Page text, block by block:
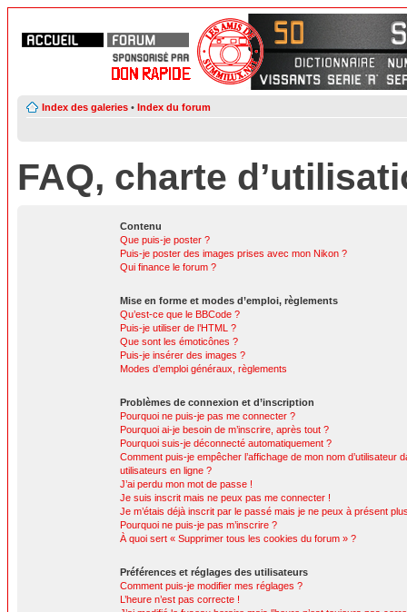
Index des galeries • Index du forum
FAQ, charte
Contenu
Que puis-je poster ?
Puis-je poster des images prises avec mon Nikon ?
Qui finance le forum ?
Mise en forme et modes d’emploi, règlements
Qu’est-ce que le BBCode ?
Puis-je utiliser de l’HTML ?
Que sont les émoticônes ?
Puis-je insérer des images ?
Modes d’emploi généraux, règlements
Problèmes de connexion et d’inscription
Pourquoi ne puis-je pas me connecter ?
Pourquoi ai-je besoin de m’inscrire, après tout ?
Pourquoi suis-je déconnecté automatiquement ?
Comment puis-je empêcher l’affichage de mon nom d’utilisateur
utilisateurs en ligne ?
J’ai perdu mon mot de passe !
Je suis inscrit mais ne peux pas me connecter !
Je m’étais déjà inscrit par le passé mais je ne peux à présent
Pourquoi ne puis-je pas m’inscrire ?
À quoi sert « Supprimer tous les cookies du forum » ?
Préférences et réglages des utilisateurs
Comment puis-je modifier mes réglages ?
L’heure n’est pas correcte !